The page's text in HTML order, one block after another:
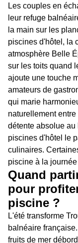
Les couples en
leur refuge
la main sur les
piscines d'hôtel, la
atmosphère Belle
sur les toits quand
ajoute une touche
amateurs de
qui marie
naturellement
détente absolue
piscines d'hôtel le
culinaires.
piscine à la
Quand
pour
piscine ?
L'été transforme
balnéaire
fruits de mer